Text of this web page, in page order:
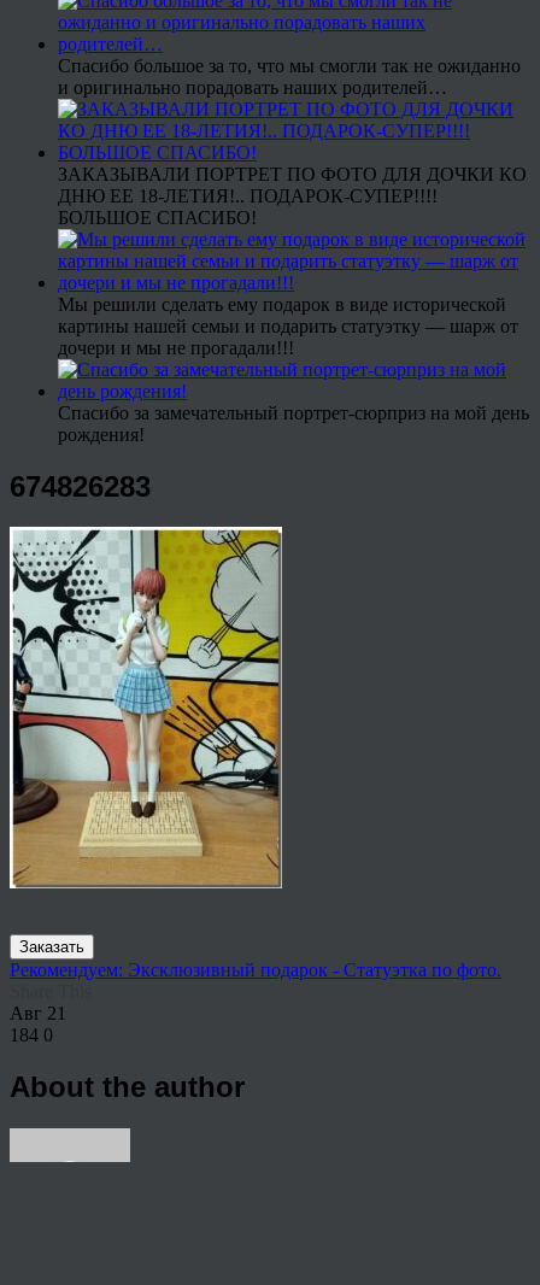
Спасибо большое за то, что мы смогли так не ожиданно
и оригинально порадовать наших родителей…
ЗАКАЗЫВАЛИ ПОРТРЕТ ПО ФОТО ДЛЯ ДОЧКИ КО
ДНЮ ЕЕ 18-ЛЕТИЯ!.. ПОДАРОК-СУПЕР!!!!
БОЛЬШОЕ СПАСИБО!
Мы решили сделать ему подарок в виде исторической
картины нашей семьи и подарить статуэтку — шарж от
дочери и мы не прогадали!!!
Спасибо за замечательный портрет-сюрприз на мой день
рождения!
674826283
Заказать
Рекомендуем: Эксклюзивный подарок - Статуэтка по фото.
Авг 21
184 0
About the author